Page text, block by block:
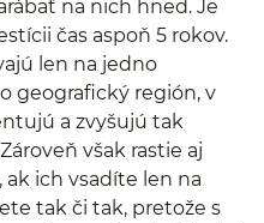
na nich hneď. Je
čas aspoň 5 rokov.
len na jedno
geografický región, v
a zvyšujú tak
však rastie aj
ak ich vsadíte len na
tak či tak, pretože s